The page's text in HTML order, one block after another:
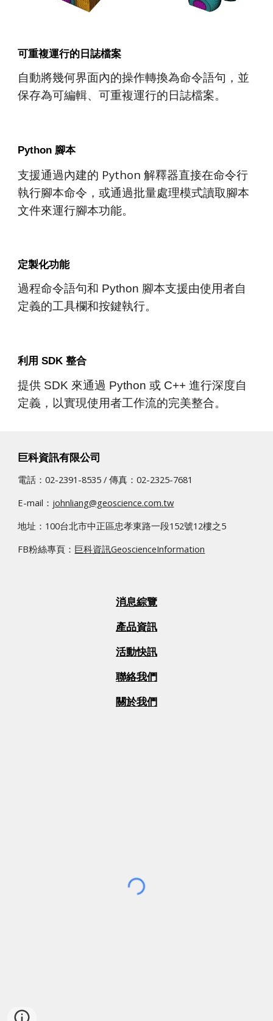
可重複運行的日誌檔案
自動將幾何界面內的操作轉換為命令語句，並
保存為可編輯、可重複運行的 日誌檔案。
Python 腳本
支援通過內建的 Python 解釋器直接在命令行
執行腳本命令，或通過批量處理模式讀取腳本
文件來運行腳本功能。
定製化功能
過程命令語句和 Python 腳本支援由使用者自
定義的工具欄和按鍵執行。
利用 SDK 整合
提供 SDK 來通過 Python 或 C++ 進行深度自
定義，以實現使用者工作流的完美整合。
巨科資訊有限公司
電話：02-2391-8535 / 傳真：02­-2325-7681
E-mail： johnliang@geoscience.com.tw
地址：100台北市中正區忠孝東路一段152號12樓之5
FB粉絲專頁： 巨科資訊GeoscienceInformation
消息綜覽
產品資訊
活動快訊
聯絡我們
關於我們